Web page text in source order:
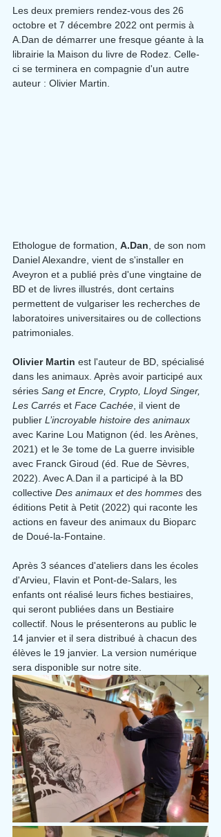
Les deux premiers rendez-vous des 26
octobre et 7 décembre 2022 ont permis à
A.Dan de démarrer une fresque géante à la
librairie la Maison du livre de Rodez. Celle-
ci se terminera en compagnie d'un autre
auteur : Olivier Martin.
Ethologue de formation, A.Dan , de son nom
Daniel Alexandre, vient de s'installer en
Aveyron et a publié près d'une vingtaine de
BD et de livres illustrés, dont certains
permettent de vulgariser les recherches de
laboratoires universitaires ou de collections
patrimoniales.
Olivier Martin est l'auteur de BD, spécialisé
dans les animaux. Après avoir participé aux
séries Sang et Encre, Crypto, Lloyd Singer,
Les Carrés et Face Cachée , il vient de
publier L’incroyable histoire des animaux
avec Karine Lou Matignon (éd. les Arènes,
2021) et le 3e tome de La guerre invisible
avec Franck Giroud (éd. Rue de Sèvres,
2022). Avec A.Dan il a participé à la BD
collective Des animaux et des hommes des
éditions Petit à Petit (2022) qui raconte les
actions en faveur des animaux du Bioparc
de Doué-la-Fontaine.
Après 3 séances d'ateliers dans les écoles
d'Arvieu, Flavin et Pont-de-Salars, les
enfants ont réalisé leurs fiches bestiaires,
qui seront publiées dans un Bestiaire
collectif. Nous le présenterons au public le
14 janvier et il sera distribué à chacun des
élèves le 19 janvier. La version numérique
sera disponible sur notre site.